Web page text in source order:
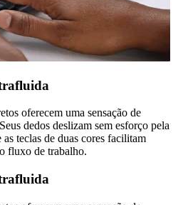
oferecem uma sensação de
dedos deslizam sem esforço pela
teclas de duas cores facilitam
fluxo de trabalho.